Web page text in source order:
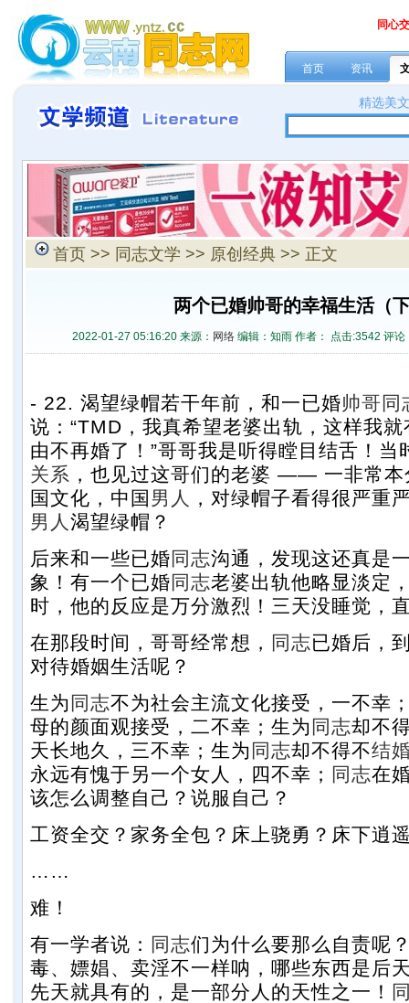
同心
首页 资讯
精选美
首页 >> 同志文学 >> 原创经典 >> 正文
两个已婚帅哥的幸福生活（
2022-01-27 05:16:20 来源： 网络 编辑：知雨 作者： 点击:3542 评论
- 22. 渴望绿帽若干年前，和一已婚帅哥 同
说：“TMD，我真希望老婆出轨，这样我
由不再婚了！”哥哥我是听得瞠目结舌！当
关系 ，也见过这哥们的老婆 —— 一非常本
国文化，中国 男人
，对绿帽子看得很严重
男人 渴望绿帽？
后来和一些已婚同志沟通，发现这还真是
象！有一个已婚同志老婆出轨他略显淡定
时，他的反应是万分激烈！三天没睡觉，
在那段时间，哥哥经常想， 同志已婚后，
对待婚姻生活呢？
生为 同志不为社会主流文化接受，一不幸
母的颜面观接受，二不幸；生为 同志却不
天长地久，三不幸；生为 同志却不得不结
永远有愧于另一个女人，四不幸； 同志在
该怎么调整自己？说服自己？
工资全交？家务全包？床上骁勇？床下
……
难！
有一学者说： 同志们为什么要那么自责呢
毒、嫖娼、卖淫不一样呐，哪些东西是后
先天就具有的，是一部分人的天性之一！